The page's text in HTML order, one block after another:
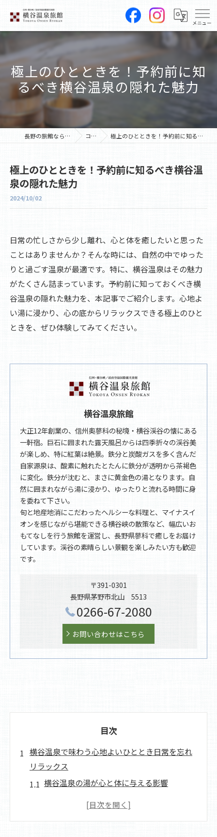
極上のひとときを！予約前に知
るべき横谷温泉の隠れた魅力
長野の旅館なら横谷温泉旅館 コラム 極上のひとときを！予約前に知るべき横谷温泉の隠れた魅力
極上のひとときを！予約前に知るべき横谷温
泉の隠れた魅力
2024/10/02
日常の忙しさから少し離れ、心と体を癒したいと思った
ことはありませんか？そんな時には、自然の中でゆった
りと過ごす温泉が最適です。特に、横谷温泉はその魅力
がたくさん詰まっています。予約前に知っておくべき横
谷温泉の隠れた魅力を、本記事でご紹介します。心地よ
い湯に浸かり、心の底からリラックスできる極上のひと
ときを、ぜひ体験してみてください。
横谷温泉旅館
大正12年創業の、信州奥蓼科の秘境・横谷渓谷の懐にある
一軒宿。巨石に囲まれた露天風呂からは四季折々の渓谷美
が楽しめ、特に紅葉は絶景。鉄分と炭酸ガスを多く含んだ
自家源泉は、酸素に触れたとたんに鉄分が透明から茶褐色
に変化。鉄分が沈むと、まさに黄金色の湯となります。自
然に囲まれながら湯に浸かり、ゆったりと流れる時間に身
を委ねて下さい。
旬と地産地消にこだわったヘルシーな料理と、マイナスイ
オンを感じながら堪能できる横谷峡の散策など、幅広いお
もてなしを行う旅館を運営し、長野県蓼科で癒しをお届け
しています。渓谷の素晴らしい景観を楽しみたい方も歓迎
です。
〒391-0301
長野県茅野市北山 5513
0266-67-2080
お問い合わせはこちら
目次
横谷温泉で味わう心地よいひととき日常を忘れ
リラックス
横谷温泉の湯が心と体に与える影響
自然環境がもたらすリラクゼーション効果